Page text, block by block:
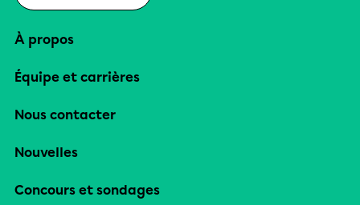
À propos
Équipe et carrières
Nous contacter
Nouvelles
Concours et sondages